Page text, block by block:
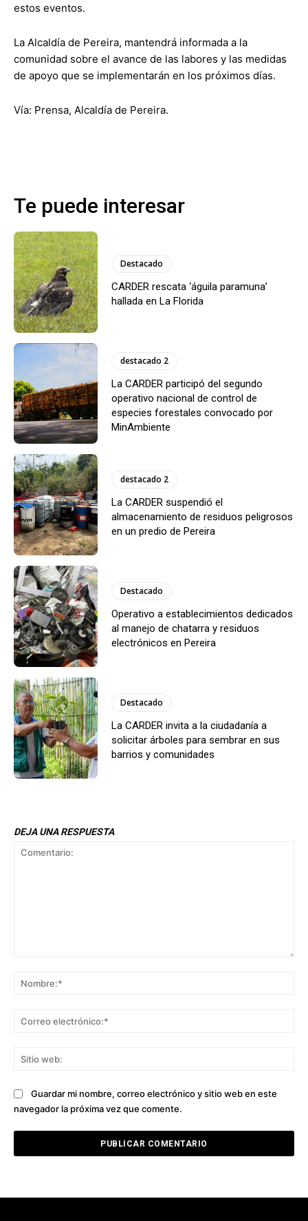
estos eventos.
La Alcaldía de Pereira, mantendrá informada a la
comunidad sobre el avance de las labores y las medidas
de apoyo que se implementarán en los próximos días.
Vía: Prensa, Alcaldía de Pereira.
Te puede interesar
Destacado
CARDER rescata ‘águila paramuna’
hallada en La Florida
destacado 2
La CARDER participó del segundo
operativo nacional de control de
especies forestales convocado por
MinAmbiente
destacado 2
La CARDER suspendió el
almacenamiento de residuos peligrosos
en un predio de Pereira
Destacado
Operativo a establecimientos dedicados
al manejo de chatarra y residuos
electrónicos en Pereira
Destacado
La CARDER invita a la ciudadanía a
solicitar árboles para sembrar en sus
barrios y comunidades
DEJA UNA RESPUESTA
Guardar mi nombre, correo electrónico y sitio web en este
navegador la próxima vez que comente.